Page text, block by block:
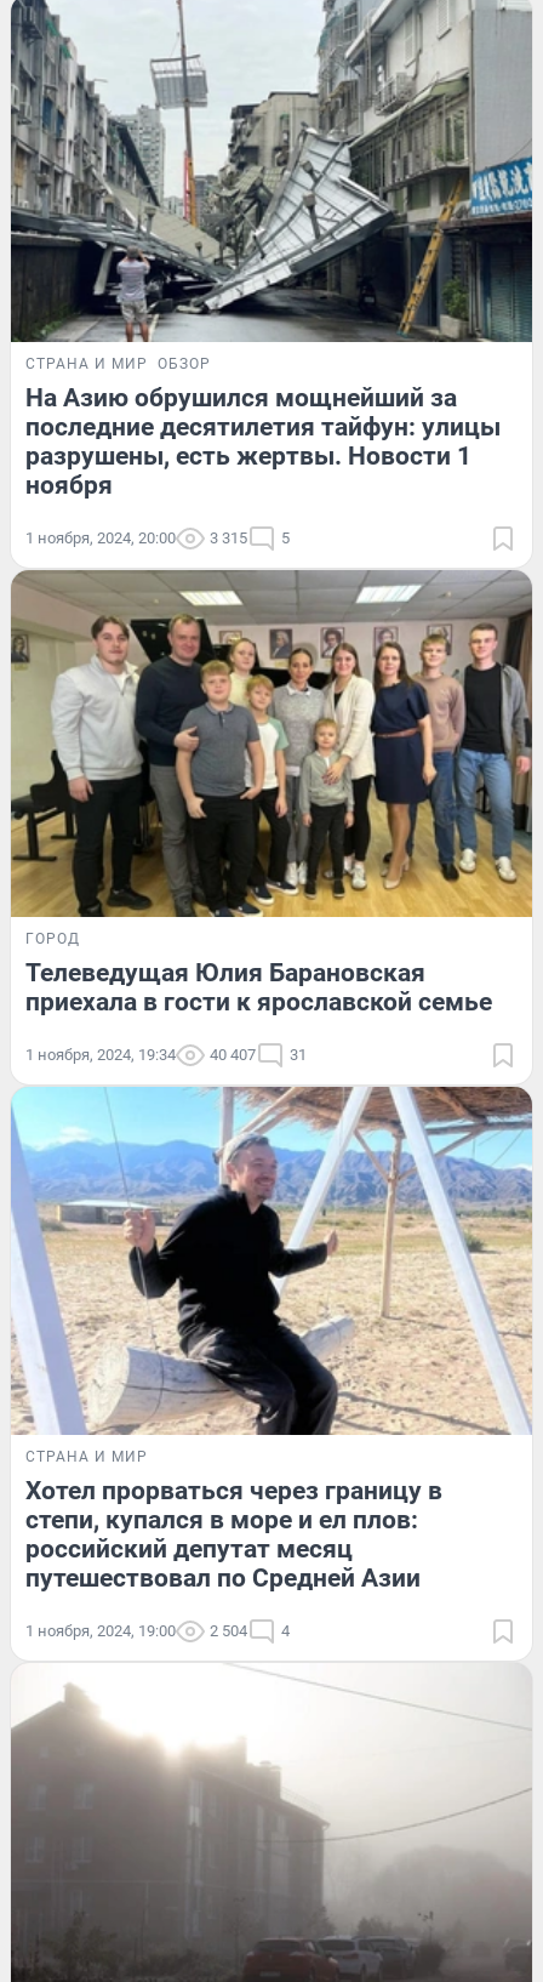
СТРАНА И МИР ОБЗОР
На Азию обрушился мощнейший за
последние десятилетия тайфун: улицы
разрушены, есть жертвы. Новости 1
ноября
1 ноября, 2024, 20:00 3 315 5
ГОРОД
Телеведущая Юлия Барановская
приехала в гости к ярославской семье
1 ноября, 2024, 19:34 40 407 31
СТРАНА И МИР
Хотел прорваться через границу в
степи, купался в море и ел плов:
российский депутат месяц
путешествовал по Средней Азии
1 ноября, 2024, 19:00 2 504 4